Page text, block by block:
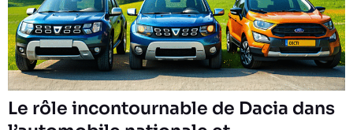
Le rôle incontournable de Dacia dans